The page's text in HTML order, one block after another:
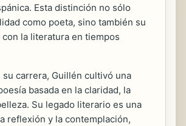
Esta distinción no sólo
como poeta, sino también su
la literatura en tiempos
su carrera, Guillén cultivó una
basada en la claridad, la
Su legado literario es una
reflexión y la contemplación,